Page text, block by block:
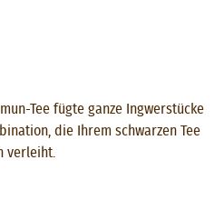
Tee fügte ganze Ingwerstücke
die Ihrem schwarzen Tee
verleiht.